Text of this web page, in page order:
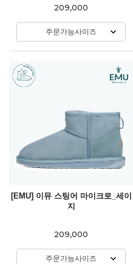
209,000
주문가능사이즈
[EMU] 이뮤 스팅어 마이크로_세이
지
209,000
주문가능사이즈